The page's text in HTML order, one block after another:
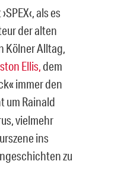
als es
der alten
Kölner Alltag,
Ellis,dem
immer den
um Rainald
vielmehr
ins
zu